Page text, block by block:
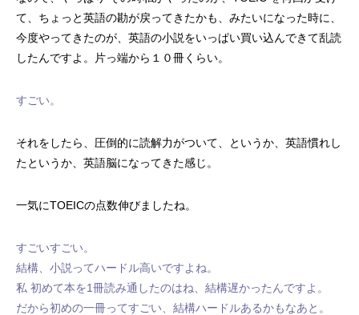
て、ちょっと英語の勘が戻ってきたかも、みたいになった時に、
今度やってきたのが、英語の小説をいっぱい買い込んできて乱読
したんですよ。片っ端から１０冊くらい。
すごい。
それをしたら、圧倒的に読解力がついて、というか、英語慣れし
たというか、英語脳になってきた感じ。
一気にTOEICの点数伸びましたね。
すごいすごい。
結構、小説ってハードル高いですよね。
私 初めて本を1冊読み通したのはね、結構遅かったんですよ。
だから初めの一冊ってすごい、結構ハードルあるかもなあと。